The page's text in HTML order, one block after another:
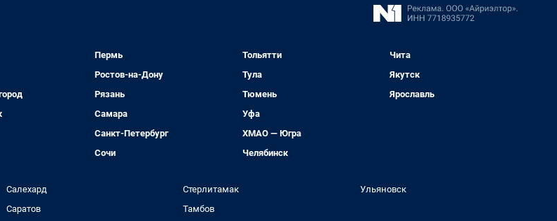
Пермь
Ростов-на-Дону
Рязань
Самара
Санкт-Петербург
Сочи
Тольятти
Тула
Тюмень
Уфа
ХМАО — Югра
Челябинск
Чита
Якутск
Ярославль
Салехард
Саратов
Стерлитамак
Тамбов
Ульяновск